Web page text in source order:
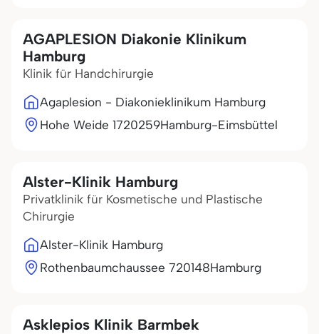
AGAPLESION Diakonie Klinikum
Hamburg
Klinik für Handchirurgie
Agaplesion - Diakonieklinikum Hamburg
Hohe Weide 1720259Hamburg-Eimsbüttel
Alster-Klinik Hamburg
Privatklinik für Kosmetische und Plastische
Chirurgie
Alster-Klinik Hamburg
Rothenbaumchaussee 720148Hamburg
Asklepios Klinik Barmbek